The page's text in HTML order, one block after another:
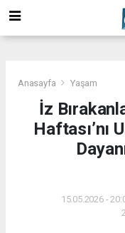
Anasayfa Yaşam
İz
Haftası’nı
15.05.2026 -